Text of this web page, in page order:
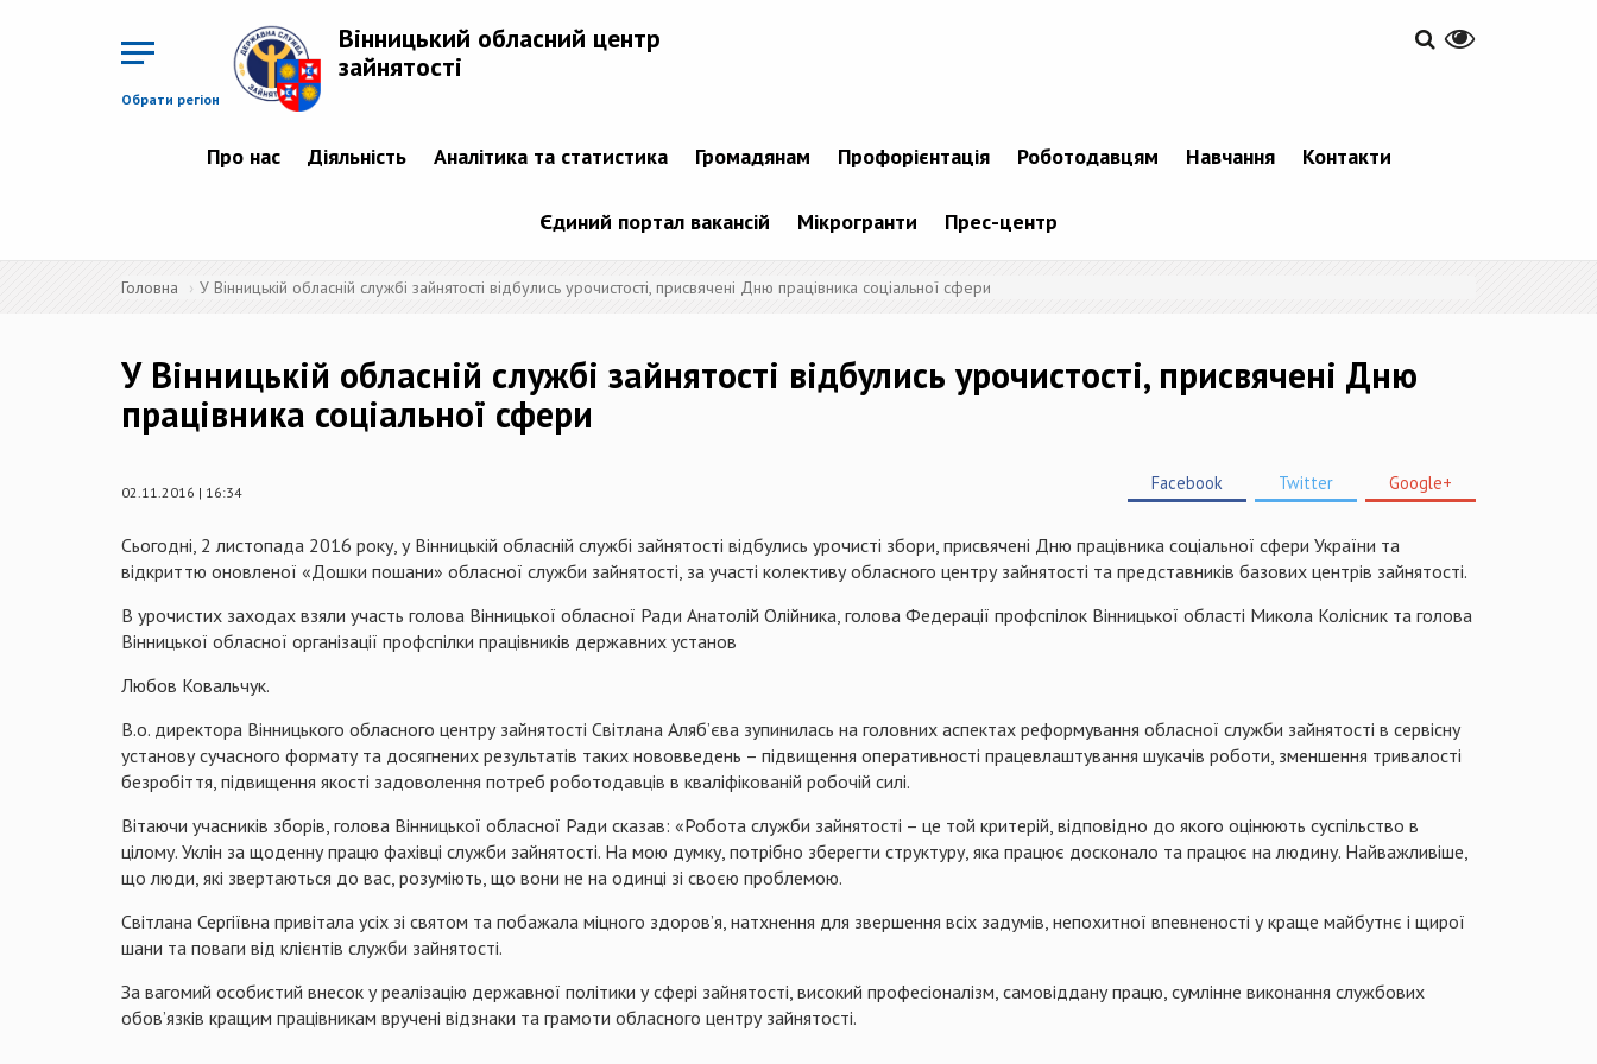
Обрати регіон
Вінницький обласний центр
зайнятості
Про нас Діяльність Аналітика та статистика Громадянам Профорієнтація Роботодавцям Навчання Контакти
Єдиний портал вакансій Мікрогранти Прес-центр
Головна У Вінницькій обласній службі зайнятості відбулись урочистості, присвячені Дню працівника соціальної сфери
У Вінницькій обласній службі зайнятості відбулись урочистості, присвячені Дню
працівника соціальної сфери
02.11.2016 | 16:34 Facebook Twitter Google+
Сьогодні, 2 листопада 2016 року, у Вінницькій обласній службі зайнятості відбулись урочисті збори, присвячені Дню працівника соціальної сфери України та
відкриттю оновленої «Дошки пошани» обласної служби зайнятості, за участі колективу обласного центру зайнятості та представників базових центрів зайнятості.
В урочистих заходах взяли участь голова Вінницької обласної Ради Анатолій Олійника, голова Федерації профспілок Вінницької області Микола Колісник та голова
Вінницької обласної організації профспілки працівників державних установ
Любов Ковальчук.
В.о. директора Вінницького обласного центру зайнятості Світлана Аляб’єва зупинилась на головних аспектах реформування обласної служби зайнятості в сервісну
установу сучасного формату та досягнених результатів таких нововведень – підвищення оперативності працевлаштування шукачів роботи, зменшення тривалості
безробіття, підвищення якості задоволення потреб роботодавців в кваліфікованій робочій силі.
Вітаючи учасників зборів, голова Вінницької обласної Ради сказав: «Робота служби зайнятості – це той критерій, відповідно до якого оцінюють суспільство в
цілому. Уклін за щоденну працю фахівці служби зайнятості. На мою думку, потрібно зберегти структуру, яка працює досконало та працює на людину. Найважливіше,
що люди, які звертаються до вас, розуміють, що вони не на одинці зі своєю проблемою.
Світлана Сергіївна привітала усіх зі святом та побажала міцного здоров’я, натхнення для звершення всіх задумів, непохитної впевненості у краще майбутнє і щирої
шани та поваги від клієнтів служби зайнятості.
За вагомий особистий внесок у реалізацію державної політики у сфері зайнятості, високий професіоналізм, самовіддану працю, сумлінне виконання службових
обов’язків кращим працівникам вручені відзнаки та грамоти обласного центру зайнятості.